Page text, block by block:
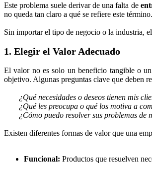
Este problema suele derivar de una falta de
no queda tan claro a qué se refiere este término.
Sin importar el tipo de negocio o la industria,
1. Elegir el Valor Adecuado
El valor no es solo un beneficio tangible o
objetivo. Algunas preguntas clave que deben
¿Qué necesidades o deseos tienen mis
¿Qué les preocupa o qué los motiva a
¿Cómo puedo resolver sus problemas de
Existen diferentes formas de valor que una
Funcional: Productos que resuelven